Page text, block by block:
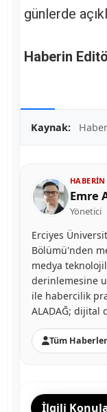
günlerde
Haberin
Kaynak:
Emre
Yönetici
Erciyes
Bölümü'nden
medya
derinlemesine
ile habercilik
ALADAĞ; dijital
Tüm
İlgili